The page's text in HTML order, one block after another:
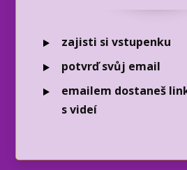
zajisti si vstupenku
potvrď svůj email
emailem dostaneš
s videí